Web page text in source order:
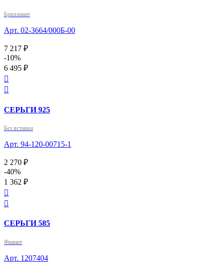
Бриллиант
Арт. 02-3664/000Б-00
7 217 ₽
-10%
6 495 ₽


СЕРЬГИ 925
Без вставки
Арт. 94-120-00715-1
2 270 ₽
-40%
1 362 ₽


СЕРЬГИ 585
Фианит
Арт. 1207404